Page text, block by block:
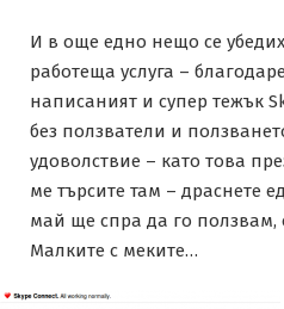
И в още едно нещо се
работеща услуга –
написаният и супер тежък
без ползватели и
удоволствие – като това
ме търсите там – драснете
май ще спра да го ползвам,
Малките с меките…